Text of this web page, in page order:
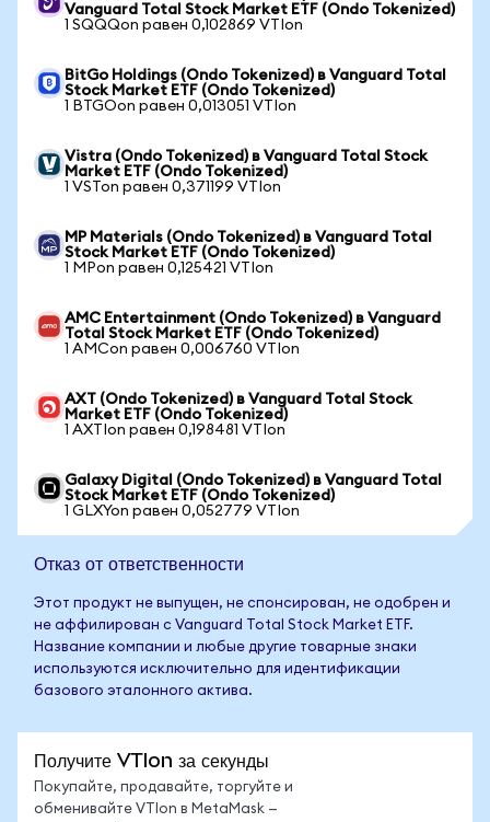
Vanguard Total Stock Market ETF (Ondo Tokenized)
1 SQQQon равен 0,102869 VTIon
BitGo Holdings (Ondo Tokenized) в Vanguard Total
Stock Market ETF (Ondo Tokenized)
1 BTGOon равен 0,013051 VTIon
Vistra (Ondo Tokenized) в Vanguard Total Stock
Market ETF (Ondo Tokenized)
1 VSTon равен 0,371199 VTIon
MP Materials (Ondo Tokenized) в Vanguard Total
Stock Market ETF (Ondo Tokenized)
1 MPon равен 0,125421 VTIon
AMC Entertainment (Ondo Tokenized) в Vanguard
Total Stock Market ETF (Ondo Tokenized)
1 AMCon равен 0,006760 VTIon
AXT (Ondo Tokenized) в Vanguard Total Stock
Market ETF (Ondo Tokenized)
1 AXTIon равен 0,198481 VTIon
Galaxy Digital (Ondo Tokenized) в Vanguard Total
Stock Market ETF (Ondo Tokenized)
1 GLXYon равен 0,052779 VTIon
Отказ от ответственности
Этот продукт не выпущен, не спонсирован, не одобрен и
не аффилирован с Vanguard Total Stock Market ETF.
Название компании и любые другие товарные знаки
используются исключительно для идентификации
базового эталонного актива.
Получите VTIon за секунды
Покупайте, продавайте, торгуйте и
обменивайте VTIon в MetaMask —